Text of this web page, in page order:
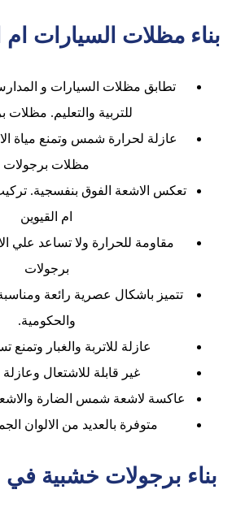
بناء مظلات السيارات ام
تطابق مظلات السيارات و
للتربية والتعليم. مظلات
مظلات برجولات
تعكس الاشعة الفوق بنفسجية.
ام القيوين
مقاومة للحرارة ولا تساعد علي
برجولات
تتميز باشكال عصرية رائعة
والحكومية.
عازلة للاتربة والغبار وتمنع
غير قابلة للاشتعال
عاكسة لاشعة شمس الضارة
متوفرة بالعديد من الالوان
بناء برجولات خشبية في